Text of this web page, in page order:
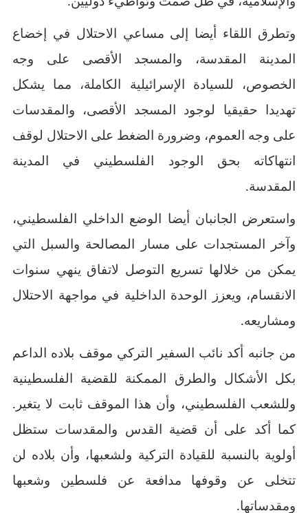
وتطرق اللقاء أيضا إلى مساعي الاحتلال في إخضاع
المدينة المقدسة، والمسجد الأقصى على وجه
الخصوص، للسيادة الإسرائيلية الكاملة، مما يشكل
تهديدا حقيقيا لوجود المسجد الأقصى، والمقدسات
على وجه العموم، وضرورة الضغط على الاحتلال لوقف
انتهاكاته بحق الوجود الفلسطيني في المدينة
المقدسة.
واستعرض الجانبان أيضا الوضع الداخلي الفلسطيني،
وآخر المستجدات على مسار المصالحة والسبل التي
يمكن من خلالها تسريع التوصل لاتفاق ينهي سنوات
الانقسام، ويعزز الوحدة الداخلية في مواجهة الاحتلال
ومشاريعه.
من جانبه أكد نائب السفير التركي موقف بلاده الداعم
بكل الأشكال والطرق الممكنة للقضية الفلسطينية
وللشعب الفلسطيني، وأن هذا الموقف ثابت لا يتغير.
كما أكد على أن قضية القدس والمقدسات ستظل
أولوية بالنسبة للقيادة التركية ولشعبها، وأن بلاده لن
تتخلى عن وقوفها مدافعة عن فلسطين وشعبها
ومقدساتها.